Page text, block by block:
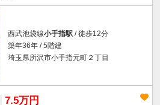
西武池袋線小手指駅 / 徒歩12分
築年36年 / 5階建
埼玉県所沢市小手指元町２丁目
7.5万円